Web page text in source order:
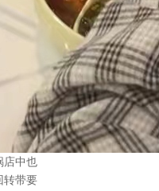
店中也
转带要